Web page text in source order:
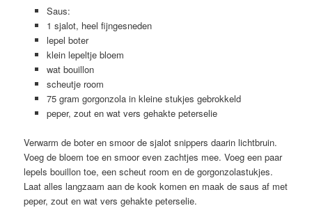
Saus:
1 sjalot, heel fijngesneden
lepel boter
klein lepeltje bloem
wat bouillon
scheutje room
75 gram gorgonzola in kleine stukjes gebrokkeld
peper, zout en wat vers gehakte peterselie
Verwarm de boter en smoor de sjalot snippers daarin lichtbruin.
Voeg de bloem toe en smoor even zachtjes mee. Voeg een paar
lepels bouillon toe, een scheut room en de gorgonzolastukjes.
Laat alles langzaam aan de kook komen en maak de saus af met
peper, zout en wat vers gehakte peterselie.